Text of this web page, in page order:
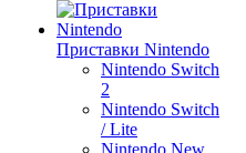
Приставки Nintendo
Nintendo Switch
2
Nintendo Switch
/ Lite
Nintendo New